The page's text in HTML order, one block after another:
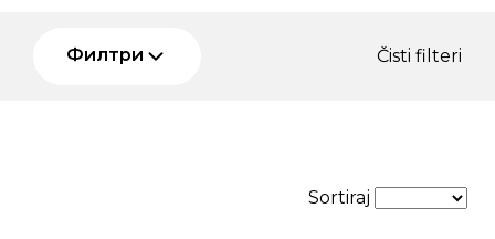
Филтри Čisti filteri
Sortiraj